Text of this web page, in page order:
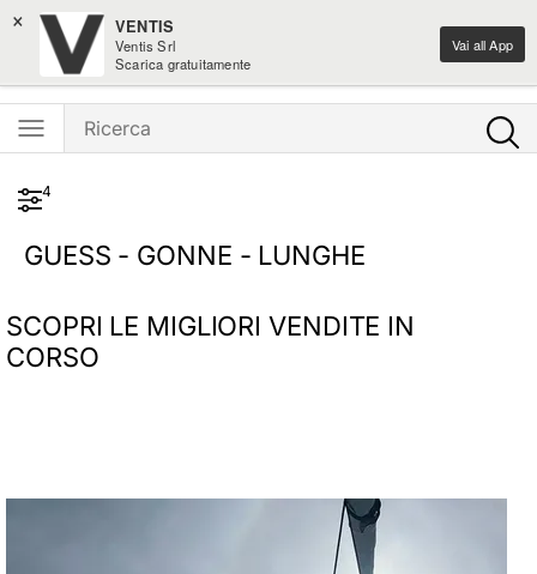
× VENTIS
Ventis Srl
Scarica gratuitamente
Vai all App
Ventis - L'e-shopping parla italiano
4
GUESS - GONNE - LUNGHE
SCOPRI LE MIGLIORI VENDITE IN
CORSO